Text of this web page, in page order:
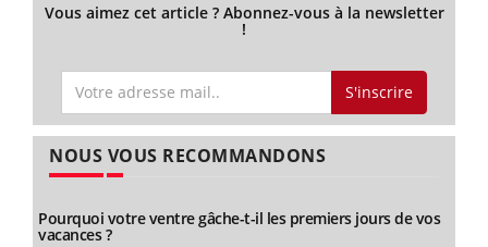
Vous aimez cet article ? Abonnez-vous à la newsletter
!
S'inscrire
NOUS VOUS RECOMMANDONS
Pourquoi votre ventre gâche-t-il les premiers jours de vos
vacances ?